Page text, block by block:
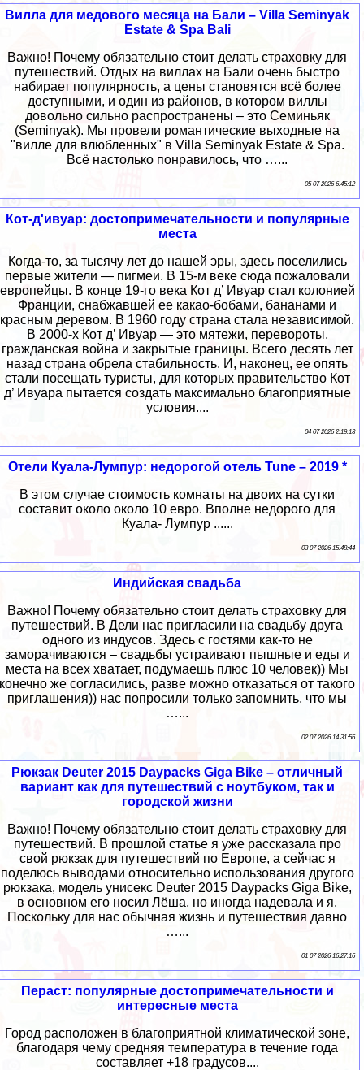
Вилла для медового месяца на Бали – Villa Seminyak
Estate & Spa Bali
Важно! Почему обязательно стоит делать страховку для
путешествий. Отдых на виллах на Бали очень быстро
набирает популярность, а цены становятся всё более
доступными, и один из районов, в котором виллы
довольно сильно распространены – это Семиньяк
(Seminyak). Мы провели романтические выходные на
"вилле для влюбленных" в Villa Seminyak Estate & Spa.
Всё настолько понравилось, что …...
05 07 2026 6:45:12
Кот-д'ивуар: достопримечательности и популярные
места
Когда-то, за тысячу лет до нашей эры, здесь поселились
первые жители ― пигмеи. В 15-м веке сюда пожаловали
европейцы. В конце 19-го века Кот д’ Ивуар стал колонией
Франции, снабжавшей ее какао-бобами, бананами и
красным деревом. В 1960 году страна стала независимой.
В 2000-х Кот д’ Ивуар ― это мятежи, перевороты,
гражданская война и закрытые границы. Всего десять лет
назад страна обрела стабильность. И, наконец, ее опять
стали посещать туристы, для которых правительство Кот
д’ Ивуара пытается создать максимально благоприятные
условия....
04 07 2026 2:19:13
Отели Куала-Лумпур: недорогой отель Tune – 2019 *
В этом случае стоимость комнаты на двоих на сутки
составит около около 10 евро. Вполне недорого для
Куала- Лумпур ......
03 07 2026 15:48:44
Индийская свадьба
Важно! Почему обязательно стоит делать страховку для
путешествий. В Дели нас пригласили на свадьбу друга
одного из индусов. Здесь с гостями как-то не
заморачиваются – свадьбы устраивают пышные и еды и
места на всех хватает, подумаешь плюс 10 человек)) Мы
конечно же согласились, разве можно отказаться от такого
приглашения)) нас попросили только запомнить, что мы
…...
02 07 2026 14:31:56
Рюкзак Deuter 2015 Daypacks Giga Bike – отличный
вариант как для путешествий с ноутбуком, так и
городской жизни
Важно! Почему обязательно стоит делать страховку для
путешествий. В прошлой статье я уже рассказала про
свой рюкзак для путешествий по Европе, а сейчас я
поделюсь выводами относительно использования другого
рюкзака, модель унисекс Deuter 2015 Daypacks Giga Bike,
в основном его носил Лёша, но иногда надевала и я.
Поскольку для нас обычная жизнь и путешествия давно
…...
01 07 2026 16:27:16
Пераст: популярные достопримечательности и
интересные места
Город расположен в благоприятной климатической зоне,
благодаря чему средняя температура в течение года
составляет +18 градусов....